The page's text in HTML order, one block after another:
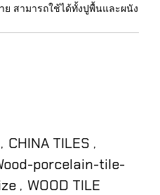
สามารถใช้ได้ทั้งปูพื้นและผนัง
, CHINA TILES ,
porcelain-tile-
, WOOD TILE